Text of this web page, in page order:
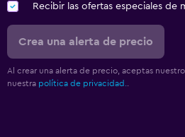
Recibir las ofertas especiales de
Crea una alerta de precio
Al crear una alerta de precio, aceptas
nuestra política de privacidad.